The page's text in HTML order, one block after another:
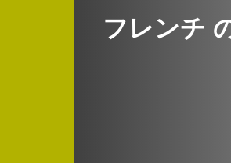
フレンチ